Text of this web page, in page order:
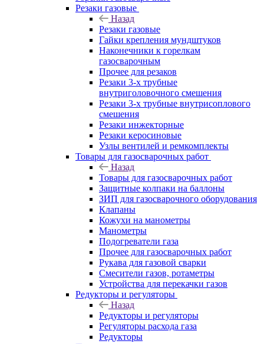
Резаки газовые
Назад
Резаки газовые
Гайки крепления мундштуков
Наконечники к горелкам
газосварочным
Прочее для резаков
Резаки 3-х трубные
внутриголовочного смешения
Резаки 3-х трубные внутрисоплового
смешения
Резаки инжекторные
Резаки керосиновые
Узлы вентилей и ремкомплекты
Товары для газосварочных работ
Назад
Товары для газосварочных работ
Защитные колпаки на баллоны
ЗИП для газосварочного оборудования
Клапаны
Кожухи на манометры
Манометры
Подогреватели газа
Прочее для газосварочных работ
Рукава для газовой сварки
Смесители газов, ротаметры
Устройства для перекачки газов
Редукторы и регуляторы
Назад
Редукторы и регуляторы
Регуляторы расхода газа
Редукторы